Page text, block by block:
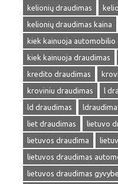
kelionių draudimas
kelionių draudimas kaina
kiek kainuoja automobilio
kiek kainuoja draudimas
kredito draudimas
kroviniu draudimas
l
ld draudimas
liet draudimas
lietuvo
lietuvos draudima
lietuvos draudimas
lietuvos draudimas